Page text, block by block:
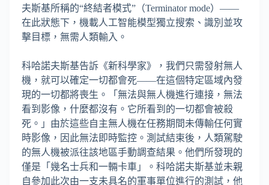
夫斯基所稱的“終結者模式”（Terminator mode）——
在此狀態下，機載人工智能模型獨立搜索、識別並攻
擊目標，無需人類輸入。
科哈諾夫斯基告訴《新科學家》，我們只需發射無人
機，就可以確定一切都會死——在這個特定區域內發
現的一切都將喪生。「無法與無人機進行連接，無法
看到影像，什麼都沒有。它所看到的一切都會被殺
死。」由於這些自主無人機在任務期間未傳輸任何實
時影像，因此無法即時監控。測試結束後，人類駕駛
的無人機被派往該地區手動調查結果。他們所發現的
僅是「幾名士兵和一輛卡車」。科哈諾夫斯基並未親
自參加此次由一支未具名的軍事單位進行的測試，他